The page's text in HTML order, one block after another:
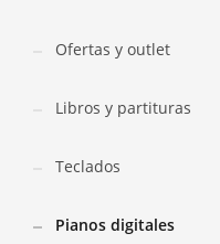
Ofertas y outlet
Libros y partituras
Teclados
Pianos digitales